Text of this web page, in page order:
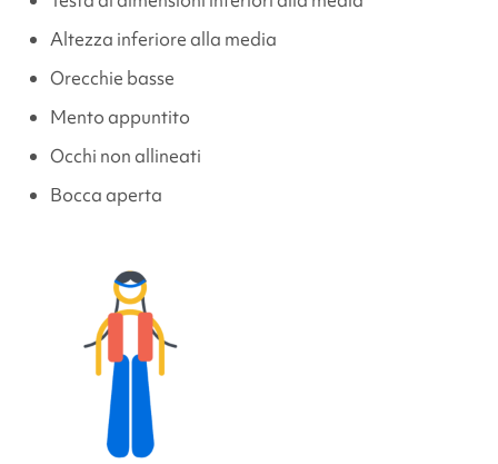
Altezza inferiore alla media
Orecchie basse
Mento appuntito
Occhi non allineati
Bocca aperta